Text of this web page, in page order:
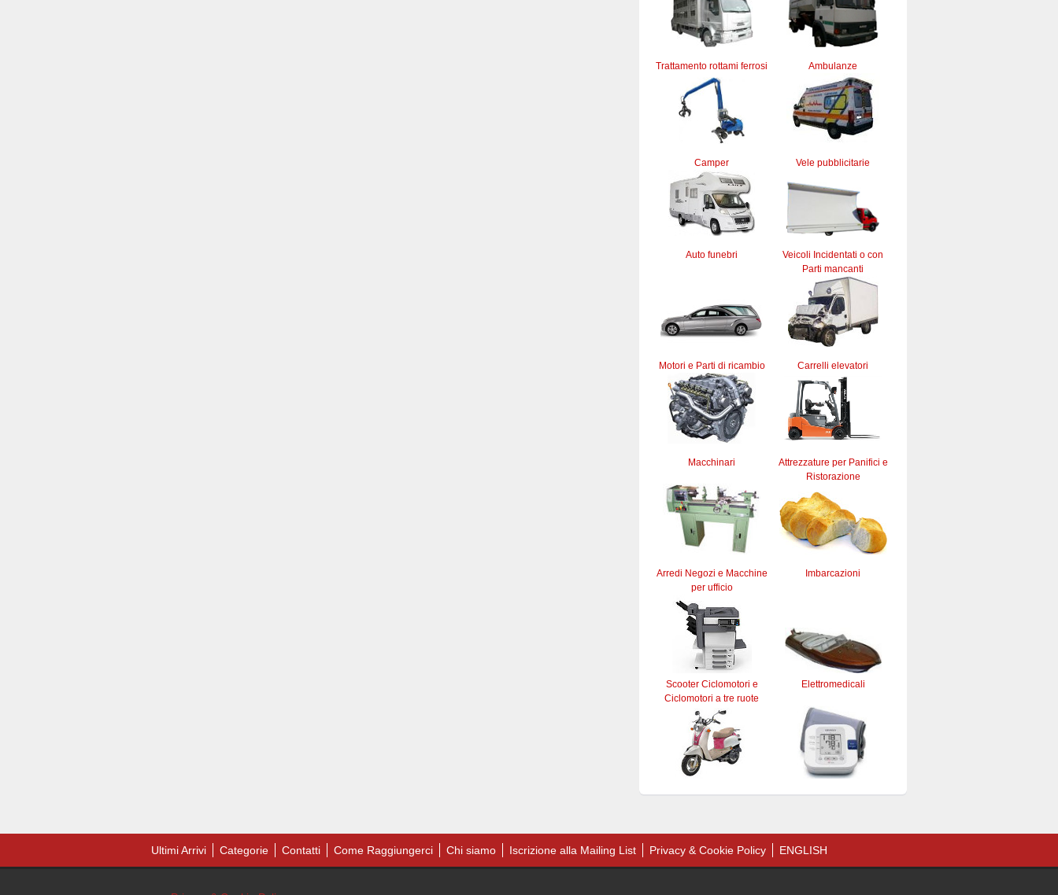
Trattamento rottami ferrosi Ambulanze
Camper Vele pubblicitarie
Auto funebri
Veicoli Incidentati o con
Parti mancanti
Motori e Parti di ricambio Carrelli elevatori
Macchinari
Attrezzature per Panifici e
Ristorazione
Arredi Negozi e Macchine
per ufficio
Imbarcazioni
Scooter Ciclomotori e
Ciclomotori a tre ruote
Elettromedicali
Ultimi Arrivi Categorie Contatti Come Raggiungerci Chi siamo Iscrizione alla Mailing List Privacy & Cookie Policy ENGLISH